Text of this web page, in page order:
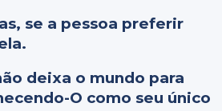
se a pessoa preferir
deixa o mundo para
O como seu único